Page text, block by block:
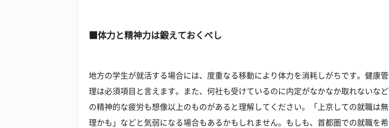
■体力と精神力は鍛えておくべし
地方の学生が就活する場合には、度重なる移動により体力を消耗しがちです。健康管
理は必須項目と言えます。また、何社も受けているのに内定がなかなか取れないなど
の精神的な疲労も想像以上のものがあると理解してください。「上京しての就職は無
理かも」などと気弱になる場合もあるかもしれません。もしも、首都圏での就職を希